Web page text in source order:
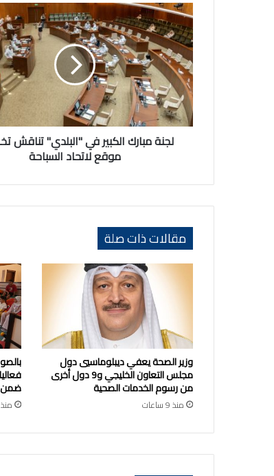
لجنة
مبارك
الكبير
في
"البلدي"
تناقش
تخصيص
موقع
لاتحاد
السباحةلجنة مبارك الكبير في "البلدي" تناقش
موقع لاتحاد السباحة
مقالات ذات صلة
وزير الصحة يعفي ديبلوماسيي دول
مجلس التعاون الخليجي و9 دول أخرى
من رسوم الخدمات الصحية
منذ 9 ساعات
ضمن
منذ 10 ساعات